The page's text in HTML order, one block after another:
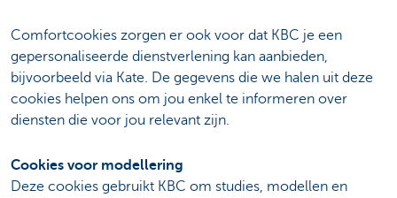
Comfortcookies zorgen er ook voor dat KBC je een
gepersonaliseerde dienstverlening kan aanbieden,
bijvoorbeeld via Kate. De gegevens die we halen uit deze
cookies helpen ons om jou enkel te informeren over
diensten die voor jou relevant zijn.
Cookies voor modellering
Deze cookies gebruikt KBC om studies, modellen en